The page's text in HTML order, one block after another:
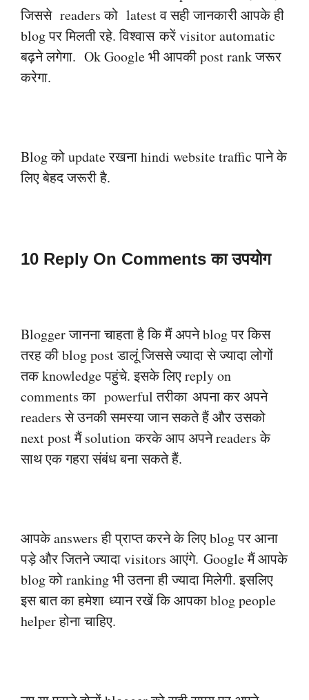
जिससे readers को latest व सही जानकारी आपके ही
blog पर मिलती रहे. विश्वासकरें visitor automatic
बढ़ने लगेगा. Ok Google भी आपकी post rank जरूर
करेगा.
Blog को update रखना hindi website traffic पाने के
लिए बेहद जरूरी है.
10 Reply On Comments का उपयोग
Blogger जानना चाहता है कि मैं अपने blog पर किस
तरह की blog post डालूं जिससे ज्यादा सेज्यादा लोगों
तक knowledge पहुंचे. इसके लिए reply on
comments का powerful तरीका अपना कर अपने
readers से उनकी समस्या जान सकते हैं और उसको
next post मैं solutionकरके आप अपने readers के
साथ एक गहरा संबंध बना सकते हैं.
आपके answers ही प्राप्त करने के लिए blog पर आना
पड़े और जितने ज्यादा visitors आएंगे. Google मैं आपके
blog को ranking भी उतना ही ज्यादा मिलेगी. इसलिए
इस बात का हमेशा ध्यान रखें कि आपका blog people
helper होना चाहिए.